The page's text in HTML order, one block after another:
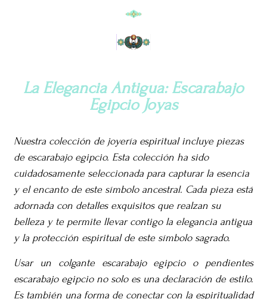
La Elegancia Antigua: Escarabajo
Egipcio Joyas
Nuestra colección de joyería espiritual incluye piezas
de escarabajo egipcio. Esta colección ha sido
cuidadosamente seleccionada para capturar la esencia
y el encanto de este símbolo ancestral. Cada pieza está
adornada con detalles exquisitos que realzan su
belleza y te permite llevar contigo la elegancia antigua
y la protección espiritual de este símbolo sagrado.
Usar un colgante escarabajo egipcio o pendientes
escarabajo egipcio no solo es una declaración de estilo.
Es también una forma de conectar con la espiritualidad